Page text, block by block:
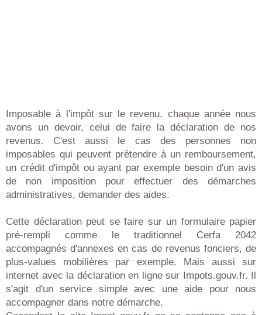
Imposable à l'impôt sur le revenu, chaque année nous
avons un devoir, celui de faire la déclaration de nos
revenus. C'est aussi le cas des personnes non
imposables qui peuvent prétendre à un remboursement,
un crédit d'impôt ou ayant par exemple besoin d'un avis
de non imposition pour effectuer des démarches
administratives, demander des aides.
Cette déclaration peut se faire sur un formulaire papier
pré-rempli comme le traditionnel Cerfa 2042
accompagnés d'annexes en cas de revenus fonciers, de
plus-values mobilières par exemple. Mais aussi sur
internet avec la déclaration en ligne sur Impots.gouv.fr. Il
s'agit d'un service simple avec une aide pour nous
accompagner dans notre démarche.